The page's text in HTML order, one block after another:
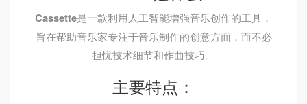
Cassette是一款利用人工智能增强音乐创作的工具，
旨在帮助音乐家专注于音乐制作的创意方面，而不必
担忧技术细节和作曲技巧。
主要特点：